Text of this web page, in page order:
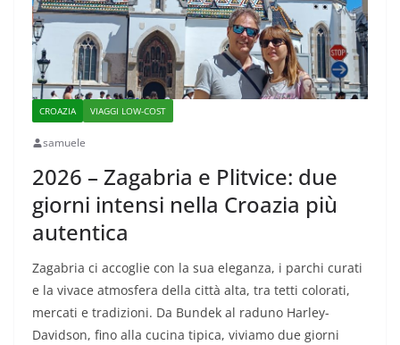
CROAZIA VIAGGI LOW-COST
samuele
2026 – Zagabria e Plitvice: due
giorni intensi nella Croazia più
autentica
Zagabria ci accoglie con la sua eleganza, i parchi curati
e la vivace atmosfera della città alta, tra tetti colorati,
mercati e tradizioni. Da Bundek al raduno Harley-
Davidson, fino alla cucina tipica, viviamo due giorni